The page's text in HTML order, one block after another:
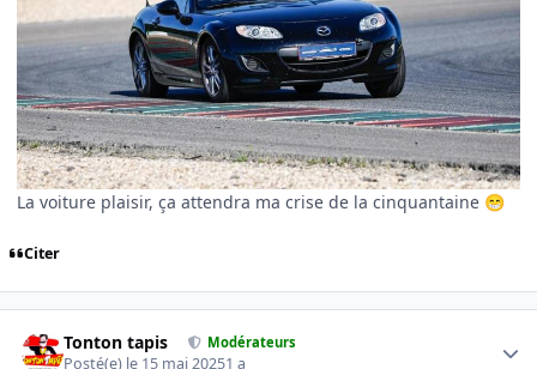
La voiture plaisir, ça attendra ma crise de la cinquantaine 😁
Citer
Tonton tapis Modérateurs
Posté(e) le 15 mai 20251 a